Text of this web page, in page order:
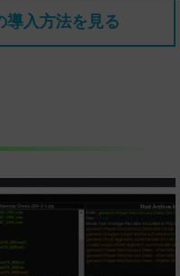
入方法を見る